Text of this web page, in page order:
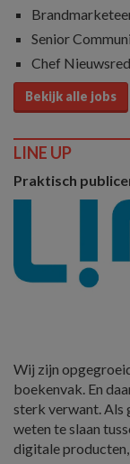
Senior
Chef
Bekijk alle jobs
LINE UP
Praktisch
Wij zijn
boekenvak. En
sterk verwant. Als
weten te slaan
digitale producten,